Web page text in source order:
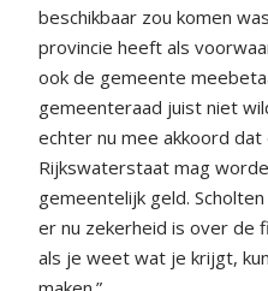
beschikbaar zou komen
provincie heeft als
ook de gemeente
gemeenteraad juist niet
echter nu mee akkoord dat
Rijkswaterstaat mag
gemeentelijk geld.
er nu zekerheid is over de
als je weet wat je krijgt,